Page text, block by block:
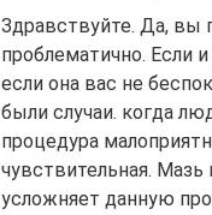
Здравствуйте. Да, вы
проблематично. Если
если она вас не
были случаи. когда
процедура
чувствительная. Мазь
усложняет данную